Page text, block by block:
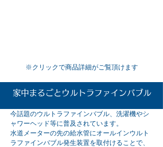
​※クリックで商品詳細がご覧頂けます
家中まるごとウルトラファインバブル
今話題のウルトラファインバブル、洗濯機やシ
ャワーヘッド等に普及されています。
水道メーターの先の給水管にオールインウルト
ラファインバブル発生装置を取付けることで、